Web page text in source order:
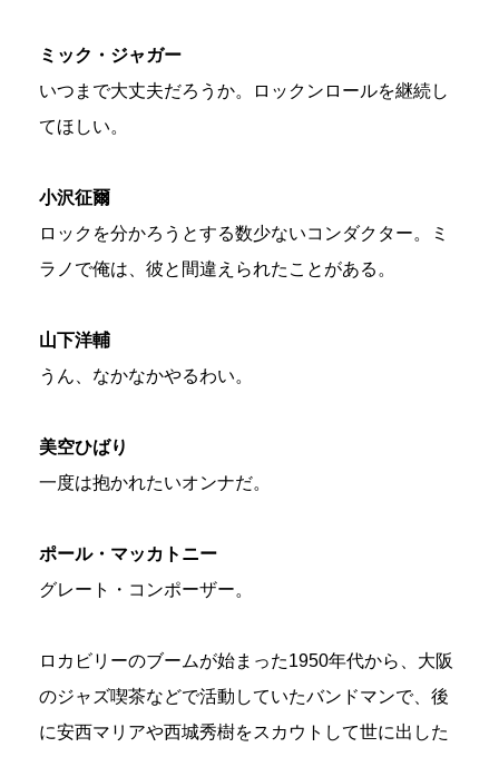
ミック・ジャガー
いつまで大丈夫だろうか。ロックンロールを継続し
てほしい。
小沢征爾
ロックを分かろうとする数少ないコンダクター。ミ
ラノで俺は、彼と間違えられたことがある。
山下洋輔
うん、なかなかやるわい。
美空ひばり
一度は抱かれたいオンナだ。
ポール・マッカトニー
グレート・コンポーザー。
ロカビリーのブームが始まった1950年代から、大阪
のジャズ喫茶などで活動していたバンドマンで、後
に安西マリアや西城秀樹をスカウトして世に出した